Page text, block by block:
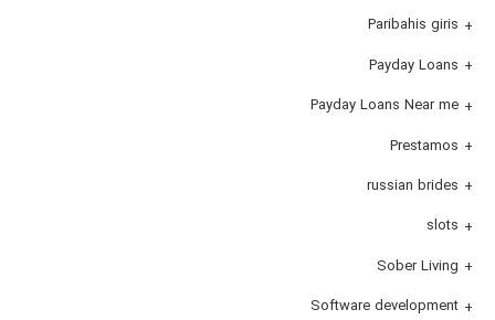
Paribahis giris
Payday Loans
Payday Loans Near me
Prestamos
russian brides
slots
Sober Living
Software development